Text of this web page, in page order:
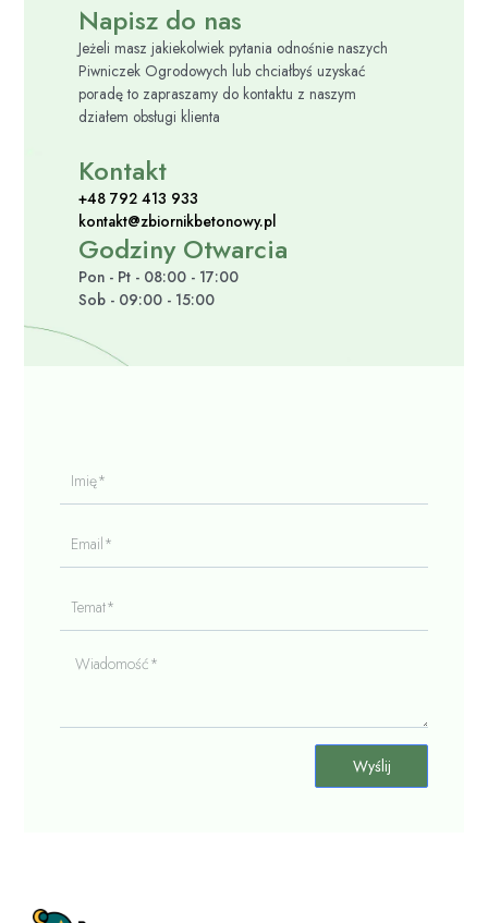
Napisz do nas
Jeżeli masz jakiekolwiek pytania odnośnie naszych
Piwniczek Ogrodowych lub chciałbyś uzyskać
poradę to zapraszamy do kontaktu z naszym
działem obsługi klienta
Kontakt
+48 792 413 933
kontakt@zbiornikbetonowy.pl
Godziny Otwarcia
Pon - Pt - 08:00 - 17:00
Sob - 09:00 - 15:00
Email*
Wiadomość*
Wyślij